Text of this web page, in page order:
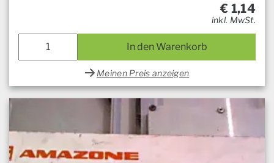
€ 1,14
inkl. MwSt.
In den Warenkorb
Meinen Preis anzeigen